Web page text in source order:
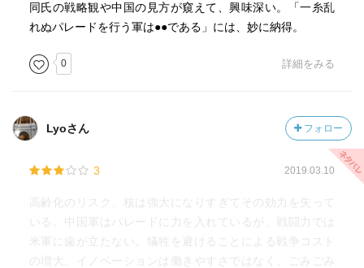
同氏の戦略観や中国の見方が窺えて、興味深い。「一糸乱
れぬパレードを行う軍は●●である」には、妙に納得。
0 詳細をみる
Lyoさん フォロー
3 2019.03.10
高齢化のリスク。核は強大になりすぎてその効力を失って
いる。中国軍はパレードに力を入れているが、戦闘力では
米軍に歯が立たない。犠牲を避けることによる戦争コスト
の増大。イノベーションは働きやすさではなく、ごみごみ